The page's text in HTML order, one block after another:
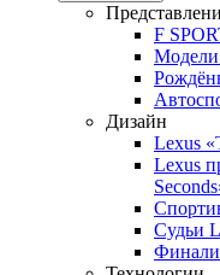
F
Дизайн
Lexus
Lexus
Судьи